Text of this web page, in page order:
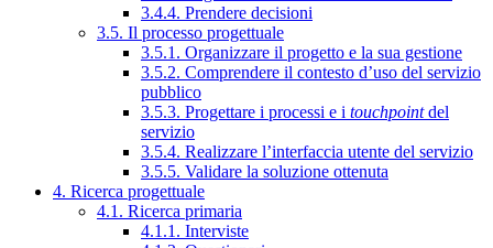
3.4.4. Prendere decisioni
3.5. Il processo progettuale
3.5.1. Organizzare il progetto e la sua gestione
3.5.2. Comprendere il contesto d’uso del servizio
pubblico
3.5.3. Progettare i processi e i touchpointdel
servizio
3.5.4. Realizzare l’interfaccia utente del servizio
3.5.5. Validare la soluzione ottenuta
4. Ricerca progettuale
4.1. Ricerca primaria
4.1.1. Interviste